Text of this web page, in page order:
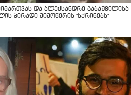
და ალექსანდრე გაბაშვილისა
პირადი მიმოწერის "სქრინებს"